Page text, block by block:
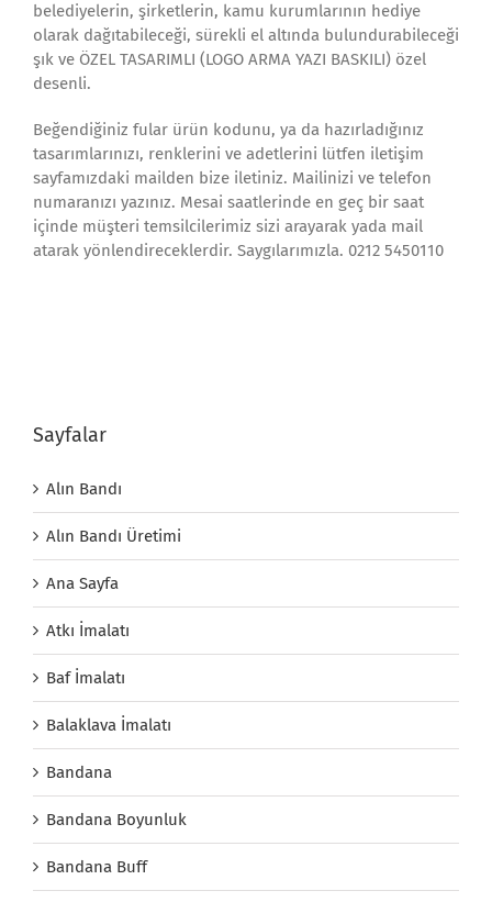
belediyelerin, şirketlerin, kamu kurumlarının hediye
olarak dağıtabileceği, sürekli el altında bulundurabileceği
şık ve ÖZEL TASARIMLI (LOGO ARMA YAZI BASKILI) özel
desenli.
Beğendiğiniz fular ürün kodunu, ya da hazırladığınız
tasarımlarınızı, renklerini ve adetlerini lütfen iletişim
sayfamızdaki mailden bize iletiniz. Mailinizi ve telefon
numaranızı yazınız. Mesai saatlerinde en geç bir saat
içinde müşteri temsilcilerimiz sizi arayarak yada mail
atarak yönlendireceklerdir. Saygılarımızla. 0212 5450110
Sayfalar
Alın Bandı
Alın Bandı Üretimi
Ana Sayfa
Atkı İmalatı
Baf İmalatı
Balaklava İmalatı
Bandana
Bandana Boyunluk
Bandana Buff